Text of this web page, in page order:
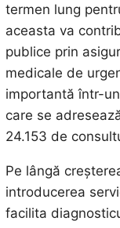
termen lung
aceasta va
publice prin
medicale de
importantă într-
care se
24.153 de
Pe lângă
introducerea
facilita